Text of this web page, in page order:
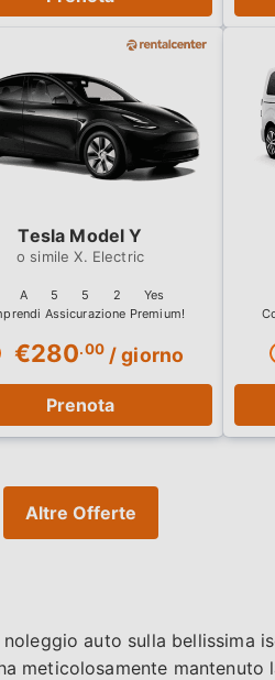
€280.00/ giorno
A 5 5 2 Yes
Tesla Model Y
X. Electric
Prenota
Altre Offerte
auto sulla bellissima
meticolosamente mantenuto